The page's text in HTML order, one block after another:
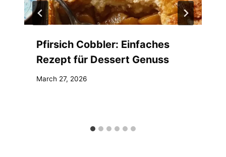
Pfirsich Cobbler: Einfaches
Rezept für Dessert Genuss
March 27, 2026